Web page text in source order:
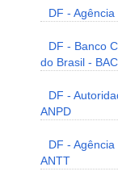
DF -
DF - Banco
do Brasil -
DF -
ANPD
DF -
ANTT